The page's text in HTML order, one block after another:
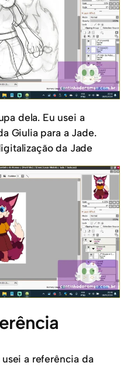
dela. Eu usei a
Giulia para a Jade.
da Jade
a referência da